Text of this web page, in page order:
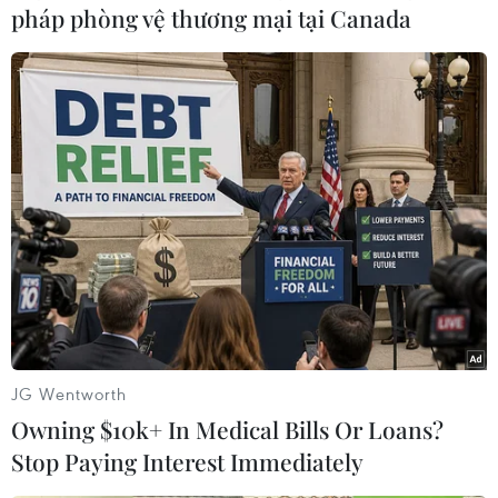
#An ninh biển #Trung Quốc
#Nhật Bản phản đối
#Senkaku
#Điếu Ngư
#Trung Quốc xâm phạm lãnh hải
#Quần đảo tranh chấp
Nhật Bản
Trung Quốc
Theo dõi VietnamPlus
pháp phòng vệ thương mại tại Canada
JG Wentworth
Owning $10k+ In Medical Bills Or Loans?
Stop Paying Interest Immediately